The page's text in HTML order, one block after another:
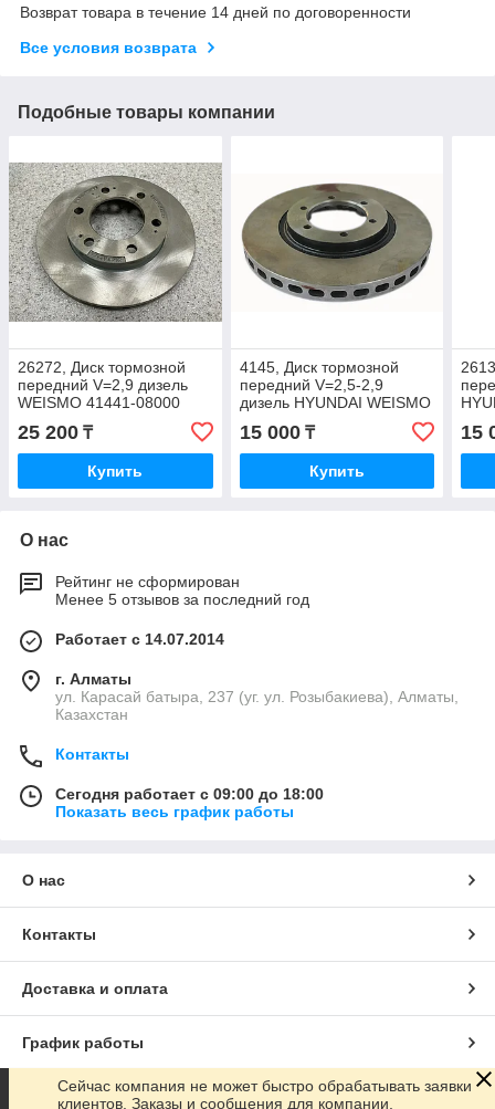
Возврат товара в течение 14 дней по договоренности
Все условия возврата
Подобные товары компании
26272, Диск тормозной
передний V=2,9 дизель
WEISMO 41441-08000
25 200 ₸
Купить
4145, Диск тормозной
передний V=2,5-2,9
дизель HYUNDAI WEISMO
51712-H1000
15 000₸
Купить
15
О нас
Рейтинг не сформирован
Менее 5 отзывов за последний год
Работает с 14.07.2014
г. Алматы
ул. Карасай батыра, 237 (уг. ул. Розыбакиева), Алматы,
Казахстан
Контакты
Сегодня работает с 09:00 до 18:00
Показать весь график работы
О нас
Контакты
Доставка и оплата
График работы
Полная версия сайта
Сейчас компания не может быстро обрабатывать заявки
клиентов. Заказы и сообщения для компании,